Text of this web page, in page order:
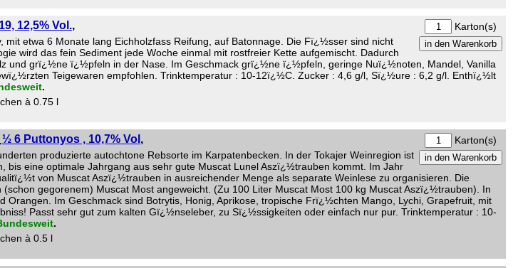
Karton(s)
12,5% Vol.,
mit etwa 6 Monate lang Eichholzfass Reifung, auf Batonnage. Die Fï¿½sser sind nicht
wird das fein Sediment jede Woche einmal mit rostfreier Kette aufgemischt. Dadurch
und grï¿½ne ï¿½pfeln in der Nase. Im Geschmack grï¿½ne ï¿½pfeln, geringe Nuï¿½noten, Mandel, Vanilla
Teigewaren empfohlen. Trinktemperatur : 10-12ï¿½C. Zucker : 4,6 g/l, Sï¿½ure : 6,2 g/l. Enthï¿½lt
.
à 0.75 l
Karton(s)
6 Puttonyos , 10,7% Vol ,
produzierte autochtone Rebsorte im Karpatenbecken. In der Tokajer Weinregion ist
eine optimale Jahrgang aus sehr gute Muscat Lunel Aszï¿½trauben kommt. Im Jahr
von Muscat Aszï¿½trauben in ausreichender Menge als separate Weinlese zu organisieren. Die
gegorenem) Muscat Most angeweicht. (Zu 100 Liter Muscat Most 100 kg Muscat Aszï¿½trauben). In
Orangen. Im Geschmack sind Botrytis, Honig, Aprikose, tropische Frï¿½chten Mango, Lychi, Grapefruit, mit
Passt sehr gut zum kalten Gï¿½nseleber, zu Sï¿½ssigkeiten oder einfach nur pur. Trinktemperatur : 10-
.
à 0.5 l